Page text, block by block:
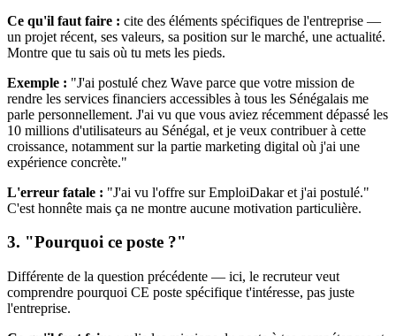
Ce qu'il faut faire : cite des éléments spécifiques de l'entreprise —
un projet récent, ses valeurs, sa position sur le marché, une actualité.
Montre que tu sais où tu mets les pieds.
Exemple : "J'ai postulé chez Wave parce que votre mission de
rendre les services financiers accessibles à tous les Sénégalais me
parle personnellement. J'ai vu que vous aviez récemment dépassé les
10 millions d'utilisateurs au Sénégal, et je veux contribuer à cette
croissance, notamment sur la partie marketing digital où j'ai une
expérience concrète."
L'erreur fatale : "J'ai vu l'offre sur EmploiDakar et j'ai postulé."
C'est honnête mais ça ne montre aucune motivation particulière.
3. "Pourquoi ce poste ?"
Différente de la question précédente — ici, le recruteur veut
comprendre pourquoi CE poste spécifique t'intéresse, pas juste
l'entreprise.